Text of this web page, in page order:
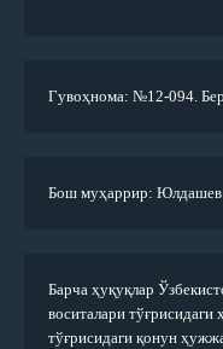
Гувоҳнома: №12-094.
Бош муҳаррир:
Барча ҳуқуқлар
воситалари
тўғрисидаги қонун